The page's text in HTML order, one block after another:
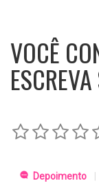
VOCÊ
Depoimento